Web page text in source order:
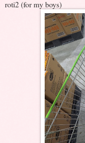
roti2 (for my boys)